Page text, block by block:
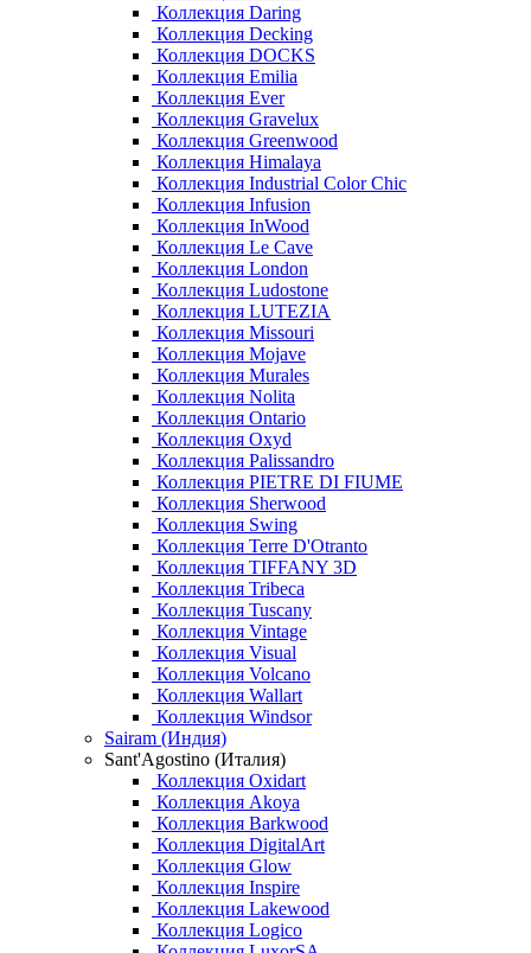
Коллекция Daring
Коллекция Decking
Коллекция DOCKS
Коллекция Emilia
Коллекция Ever
Коллекция Gravelux
Коллекция Greenwood
Коллекция Himalaya
Коллекция Industrial Color Chic
Коллекция Infusion
Коллекция InWood
Коллекция Le Cave
Коллекция London
Коллекция Ludostone
Коллекция LUTEZIA
Коллекция Missouri
Коллекция Mojave
Коллекция Murales
Коллекция Nolita
Коллекция Ontario
Коллекция Oxyd
Коллекция Palissandro
Коллекция PIETRE DI FIUME
Коллекция Sherwood
Коллекция Swing
Коллекция Terre D'Otranto
Коллекция TIFFANY 3D
Коллекция Tribeca
Коллекция Tuscany
Коллекция Vintage
Коллекция Visual
Коллекция Volcano
Коллекция Wallart
Коллекция Windsor
Sairam (Индия)
Sant'Agostino (Италия)
Коллекция Oxidart
Коллекция Akoya
Коллекция Barkwood
Коллекция DigitalArt
Коллекция Glow
Коллекция Inspire
Коллекция Lakewood
Коллекция Logico